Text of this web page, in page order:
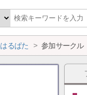
はるぱた 参加サークル